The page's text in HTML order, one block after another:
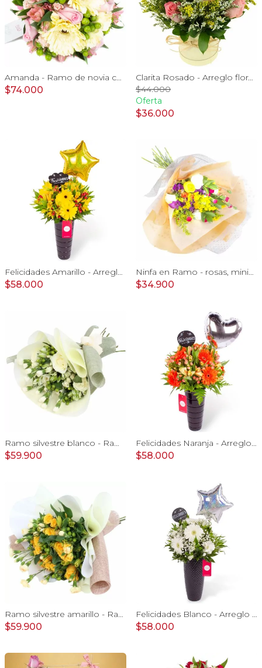
Amanda - Ramo de novia con gerberas, rosas rosadas y astromelias rosadas
$74.000
Clarita Rosado - Arreglo floral en sombrerero con rosas Rosado, limonium y vara de oro
$44.000
Oferta
$36.000
Felicidades Amarillo - Arreglo floral con globo, gerberas y astromelias amarillas e hypericum
$58.000
Ninfa en Ramo - rosas, miniclaveles y astromelias
$34.900
Ramo silvestre blanco - Ramo de flores circular con rosas blancas, claveles blancos, astromelias e hypericum verde
$59.900
Felicidades Naranja - Arreglo floral con globo, gerberas y astromelias naranjas e hypericum
$58.000
Ramo silvestre amarillo - Ramo de flores circular con rosas amarillas, claveles, astromelias e hypericum verde
$59.900
Felicidades Blanco - Arreglo floral con globo, gerberas, astromelias y gypsophilas
$58.000